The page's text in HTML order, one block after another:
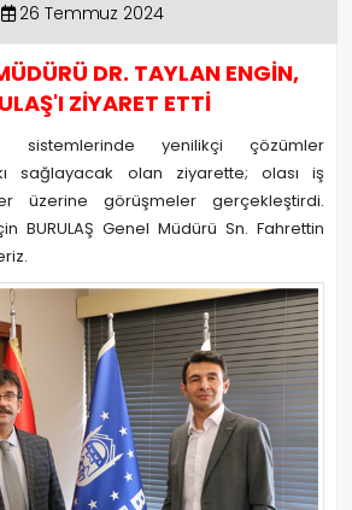
26 Temmuz 2024
DR. TAYLAN ENGİN,
ZİYARET ETTİ
yenilikçi çözümler
sağlayacak olan ziyarette; olası iş
üzerine görüşmeler gerçekleştirdi.
BURULAŞ Genel Müdürü Sn. Fahrettin